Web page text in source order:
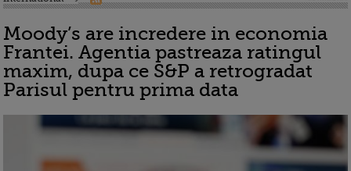
Moody’s are incredere in economia
Frantei. Agentia pastreaza ratingul
maxim, dupa ce S&P a retrogradat
Parisul pentru prima data